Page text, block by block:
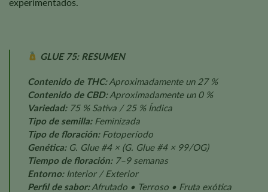
experimentados.
GLUE 75: RESUMEN
Contenido de THC:Aproximadamente un 27 %
Contenido de CBD:Aproximadamente un 0 %
Variedad:75 % Sativa / 25 % Índica
Tipo de semilla:Feminizada
Tipo de floración:Fotoperíodo
Genética:G. Glue #4 × (G. Glue #4 × 99/OG)
Tiempo de floración:7–9 semanas
Entorno:Interior / Exterior
Perfil de sabor:Afrutado • Terroso • Fruta exótica